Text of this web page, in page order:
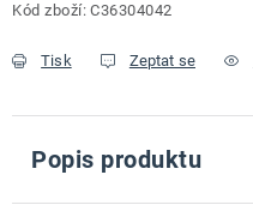
Kód zboží: C36304042
Tisk Zeptat se
Popis produktu